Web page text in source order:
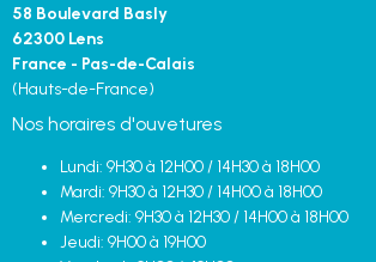
58 Boulevard Basly
62300 Lens
France - Pas-de-Calais
(Hauts-de-France)
Nos horaires d'ouvetures
Lundi: 9H30 à 12H00 / 14H30 à 18H00
Mardi: 9H30 à 12H30 / 14H00 à 18H00
Mercredi: 9H30 à 12H30 / 14H00 à 18H00
Jeudi: 9H00 à 19H00